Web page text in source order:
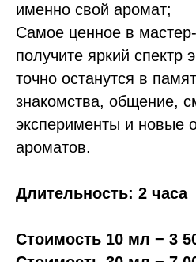
именно свой аромат;
Самое ценное в
получите яркий спектр
точно останутся в
знакомства, общение,
эксперименты и новые
ароматов.
Длительность: 2 часа
Стоимость 10 мл − 3